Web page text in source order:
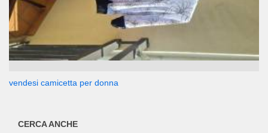
vendesi camicetta per donna
CERCA ANCHE